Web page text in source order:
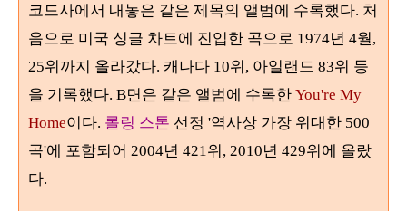
코드사에서 내놓은 같은 제목의 앨범에 수록했다. 처
음으로 미국 싱글 차트에 진입한 곡으로 1974년 4월,
25위까지 올라갔다. 캐나다 10위, 아일랜드 83위 등
을 기록했다. B면은 같은 앨범에 수록한 You're My
Home이다. 롤링 스톤 선정 '역사상 가장 위대한 500
곡'에 포함되어 2004년 421위 , 2010년 429위에 올랐
다.